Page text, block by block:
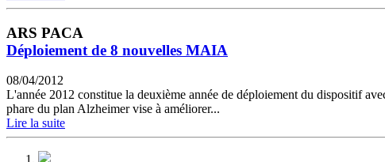
ARS PACA
Déploiement de 8 nouvelles MAIA
08/04/2012
L'année 2012 constitue la deuxième année de déploiement du dispositif
phare du plan Alzheimer vise à améliorer...
Lire la suite